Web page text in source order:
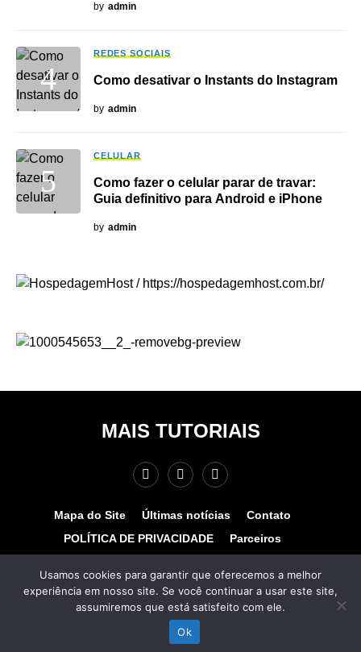
by admin
REDES SOCIAIS
Como desativar o Instants do Instagram
by admin
CELULAR
Como fazer o celular parar de travar:
Guia definitivo para Android e iPhone
by admin
MAIS TUTORIAIS
Mapa do Site Últimas notícias
Contato
POLÍTICA DE PRIVACIDADE
Parceiros
© COPYRIGHT 2025 - MAIS TUTORIAIS. TODOS OS
DIREITOS RESERVADOS. Desenvolvido por
www.hospedagemhost.com.br.
Usamos cookies para garantir que oferecemos a melhor
experiência em nosso site. Se você continuar a usar este site,
assumiremos que está satisfeito com ele.
Ok